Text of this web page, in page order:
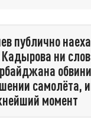
публично
ни
самолёта,
момент